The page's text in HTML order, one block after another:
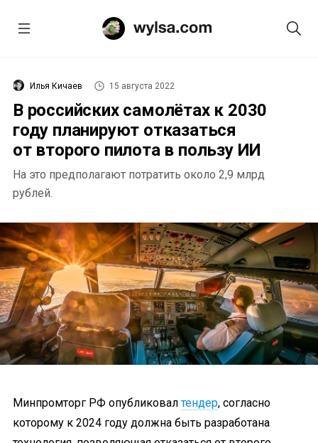
Илья Кичаев 15 августа 2022
В российских самолётах к 2030
году планируют отказаться
от второго пилота в пользу ИИ
На это предполагают потратить около 2,9 млрд
рублей.
Минпромторг РФ опубликовалтендер, согласно
которому к 2024 году должна быть разработана